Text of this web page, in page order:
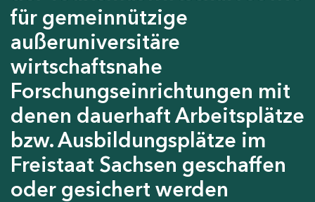
für gemeinnützige
außeruniversitäre
wirtschaftsnahe
Forschungseinrichtungen mit
denen dauerhaft Arbeitsplätze
bzw. Ausbildungsplätze im
Freistaat Sachsen geschaffen
oder gesichert werden